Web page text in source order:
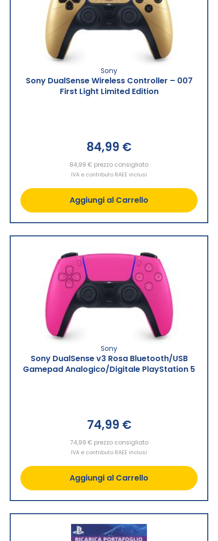
Sony
Sony DualSense Wireless Controller – 007
First Light Limited Edition
84,99 €
84,99 € prezzo consigliato
IVA e contributo RAEE inclusi
Aggiungi al Carrello
Sony
Sony DualSense v3 Rosa Bluetooth/USB
Gamepad Analogico/Digitale PlayStation 5
74,99 €
74,99 € prezzo consigliato
IVA e contributo RAEE inclusi
Aggiungi al Carrello